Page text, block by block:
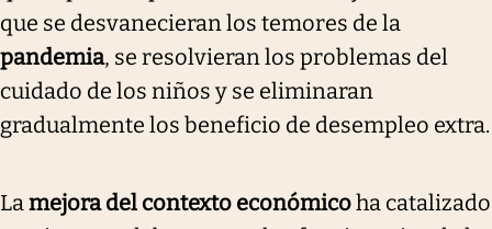
que se desvanecieran los temores de la
pandemia, se resolvieran los problemas del
cuidado de los niños y se eliminaran
gradualmente los beneficio de desempleo extra.
Lamejora del contexto económicoha catalizado